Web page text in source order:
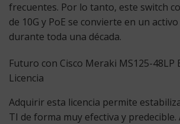
frecuentes. Por lo tanto, este switch
de 10G y PoE se convierte en un
durante toda una década.
Futuro con Cisco Meraki MS125-48LP
Licencia
Adquirir esta licencia permite
TI de forma muy efectiva y predecible.